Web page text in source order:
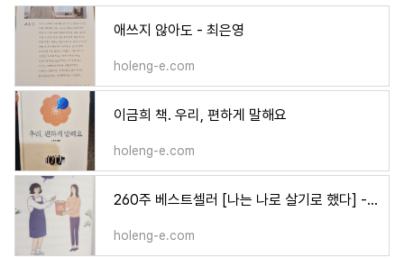
애쓰지 않아도 - 최은영
holeng-e.com
이금희 책. 우리, 편하게 말해요
holeng-e.com
260주 베스트셀러 [나는 나로 살기로 했다] - 김수현 작가 에세이
holeng-e.com